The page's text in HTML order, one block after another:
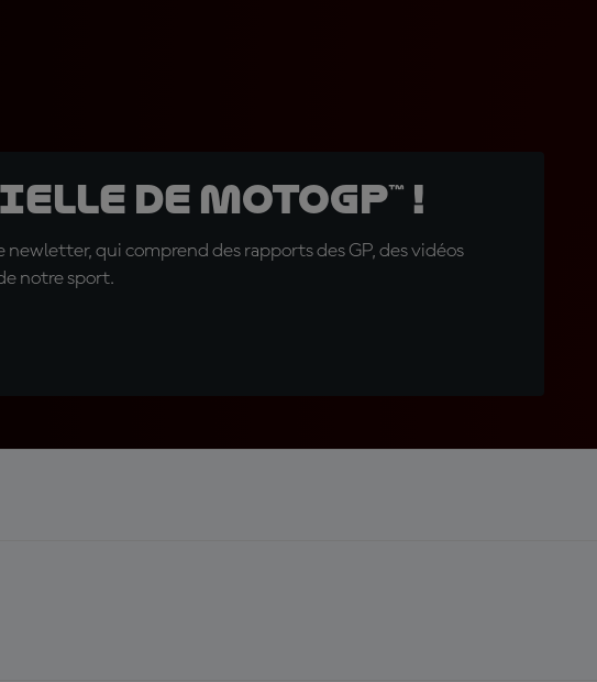
de MotoGP™ !
qui comprend des rapports des GP, des vidéos
notre sport.